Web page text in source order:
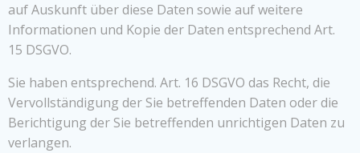
auf Auskunft über diese Daten sowie auf weitere
Informationen und Kopie der Daten entsprechend Art.
15 DSGVO.
Sie haben entsprechend. Art. 16 DSGVO das Recht, die
Vervollständigung der Sie betreffenden Daten oder die
Berichtigung der Sie betreffenden unrichtigen Daten zu
verlangen.